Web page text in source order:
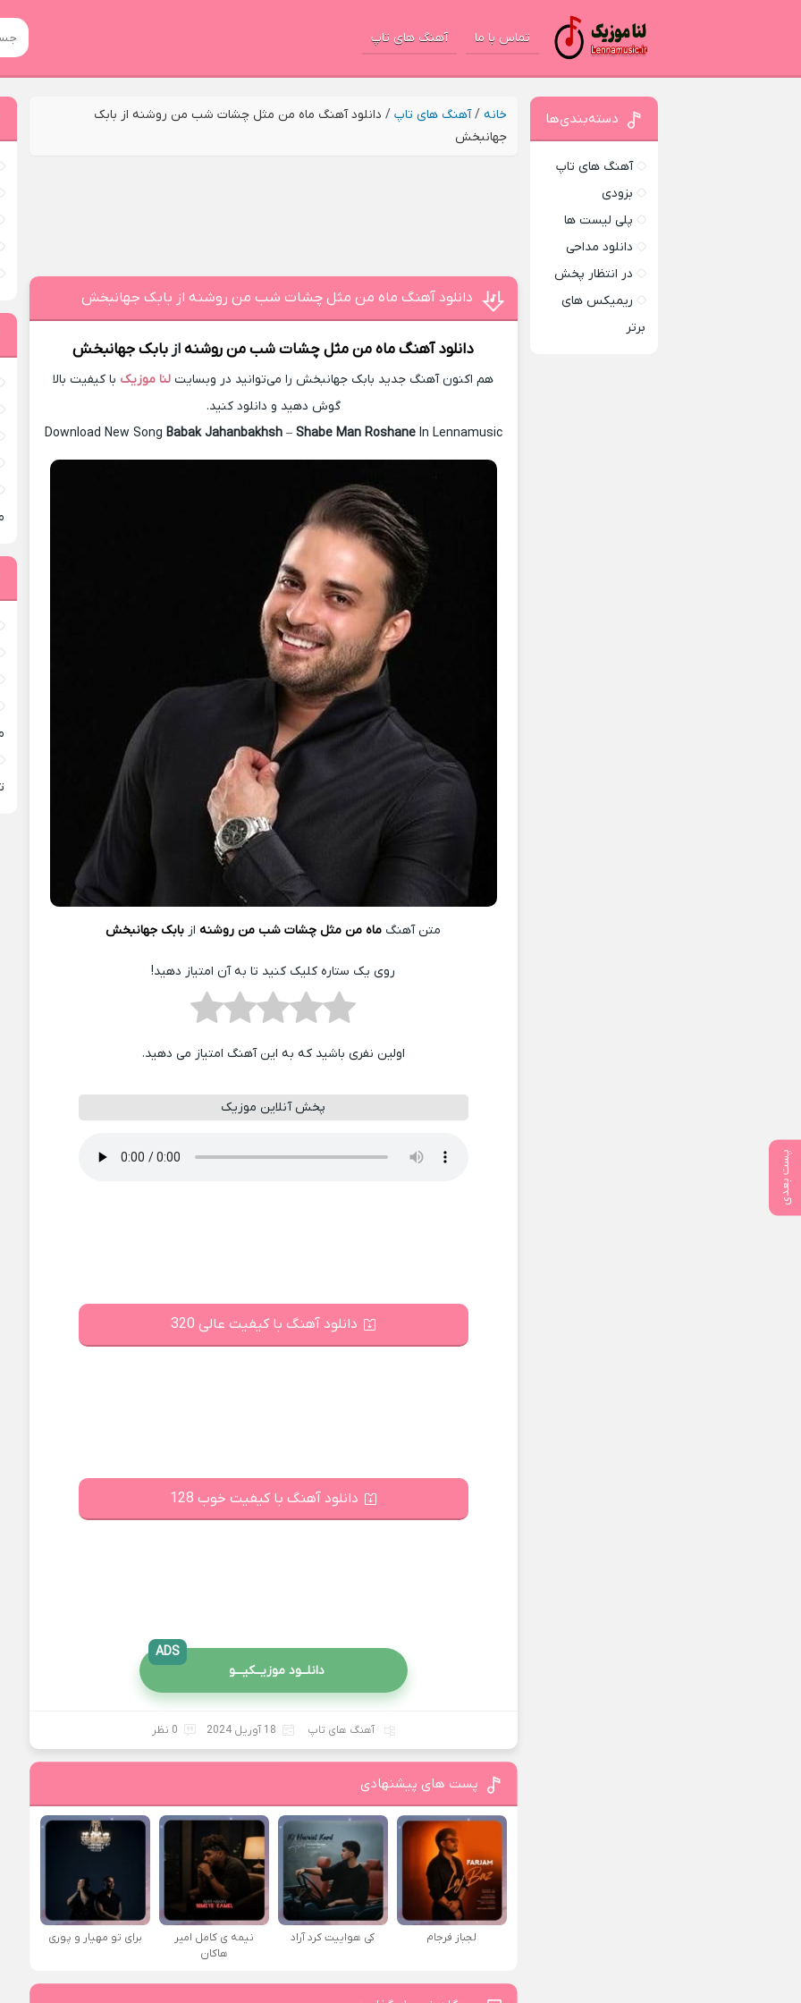
تماس با ما آهنگ های تاپ
خانه /آهنگ های تاپ / دانلود آهنگ ماه من مثل چشات شب من روشنه از بابک
جهانبخش
پست بعدی
دانلود آهنگ ماه من مثل چشات شب من روشنه از بابک جهانبخش
دانلود آهنگ ماه من مثل چشات شب من روشنهازبابک جهانبخش
هم اکنون آهنگ جدید بابک جهانبخش را می‌توانید در وبسایت لنا موزیک با کیفیت بالا
گوش دهید و دانلود کنید.
Download New Song Babak Jahanbakhsh– Shabe Man RoshaneIn Lennamusic
متن آهنگ ماه من مثل چشات شب من روشنهاز بابک جهانبخش
روی یک ستاره کلیک کنید تا به آن امتیاز دهید!
اولین نفری باشید که به این آهنگ امتیاز می دهید.
پخش آنلاین موزیک
دانلود آهنگ با کیفیت عالی 320
دانلود آهنگ با کیفیت خوب 128
دانلــود موزیــکیـــو
ADS
آهنگ های تاپ 18 آوریل 2024 0 نظر
پست های پیشنهادی
لجباز فرجام کی هواییت کرد آراد
نیمه ی کامل امیر
هاکان
برای تو مهیار و پوری
دسته‌بندی‌ها
آهنگ های تاپ
بزودی
پلی لیست ها
دانلود مداحی
در انتظار پخش
ریمیکس های
برتر